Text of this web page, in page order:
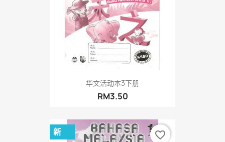
华文活动本3下册
RM3.50
新 favorite_border